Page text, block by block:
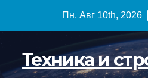
Пн. Авг 10th, 2026
Техника и